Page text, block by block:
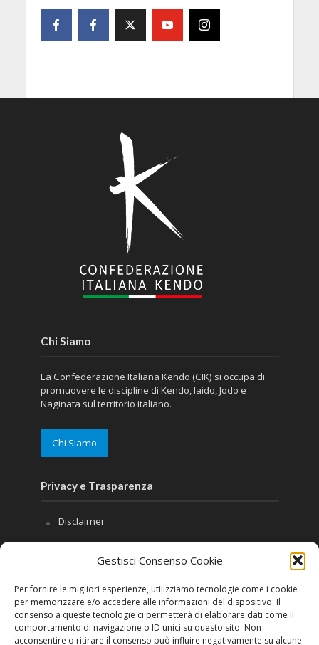
Gestisci Consenso Cookie
Per fornire le migliori esperienze, utilizziamo tecnologie come i cookie
per memorizzare e/o accedere alle informazioni del dispositivo. Il
consenso a queste tecnologie ci permetterà di elaborare dati come il
comportamento di navigazione o ID unici su questo sito. Non
acconsentire o ritirare il consenso può influire negativamente su alcune
Chi Siamo
La Confederazione Italiana Kendo (CIK) si occupa di
promuovere le discipline di Kendo, Iaido, Jodo e
Naginata sul territorio italiano.
Chi Siamo
Privacy e Trasparenza
Disclaimer
Privacy
Contatti
Seguici